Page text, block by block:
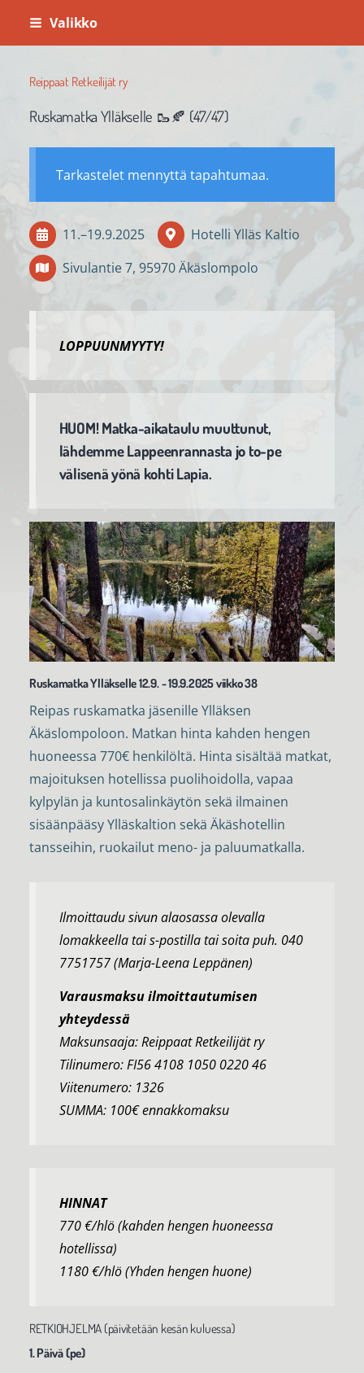
Siirry
sivun
Valikko
Reippaat Retkeilijät ry
Ruskamatka Ylläkselle 🥾🍂 (47/47)
Tarkastelet mennyttä tapahtumaa.
11.–19.9.2025
Hotelli Ylläs Kaltio
Sivulantie 7, 95970 Äkäslompolo
LOPPUUNMYYTY!
HUOM! Matka-aikataulu muuttunut,
lähdemme Lappeenrannasta jo to-pe
välisenä yönä kohti Lapia.
Ruskamatka Ylläkselle 12.9. - 19.9.2025 viikko 38
Reipas ruskamatka jäsenille Ylläksen
Äkäslompoloon. Matkan hinta kahden hengen
huoneessa 770€ henkilöltä. Hinta sisältää matkat,
majoituksen hotellissa puolihoidolla, vapaa
kylpylän ja kuntosalinkäytön sekä ilmainen
sisäänpääsy Ylläskaltion sekä Äkäshotellin
tansseihin, ruokailut meno- ja paluumatkalla.
Ilmoittaudu sivun alaosassa olevalla
lomakkeella tai s-postilla tai soita puh. 040
7751757 (Marja-Leena Leppänen)
Varausmaksu ilmoittautumisen
yhteydessä
Maksunsaaja: Reippaat Retkeilijät ry
Tilinumero: FI56 4108 1050 0220 46
Viitenumero: 1326
SUMMA: 100€ ennakkomaksu
HINNAT
770 €/hlö (kahden hengen huoneessa
hotellissa)
1180 €/hlö (Yhden hengen huone)
RETKIOHJELMA (päivitetään kesän kuluessa)
1. Päivä (pe)